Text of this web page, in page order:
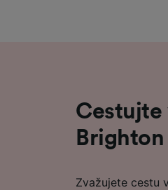
Cestujte
Brighton
Zvažujete cestu